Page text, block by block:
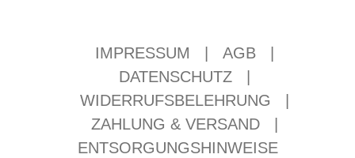
IMPRESSUM AGB
DATENSCHUTZ
WIDERRUFSBELEHRUNG
ZAHLUNG & VERSAND
ENTSORGUNGSHINWEISE